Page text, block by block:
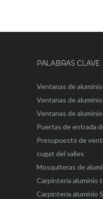
PALABRAS CLAVE
Ventanas de
Ventanas de
Ventanas de
Puertas de entrada
Presupuesto de
cugat del valles
Mosquiteras de
Carpinteria aluminio
Carpinteria aluminio